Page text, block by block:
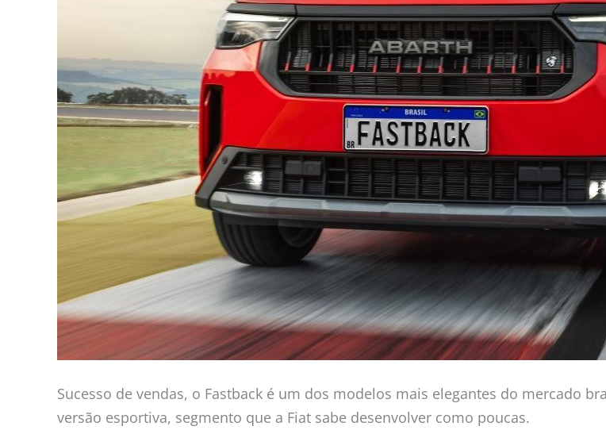
Sucesso de vendas, o Fastback é um dos modelos mais elegantes do mercado
versão esportiva, segmento que a Fiat sabe desenvolver como poucas.
esportivo